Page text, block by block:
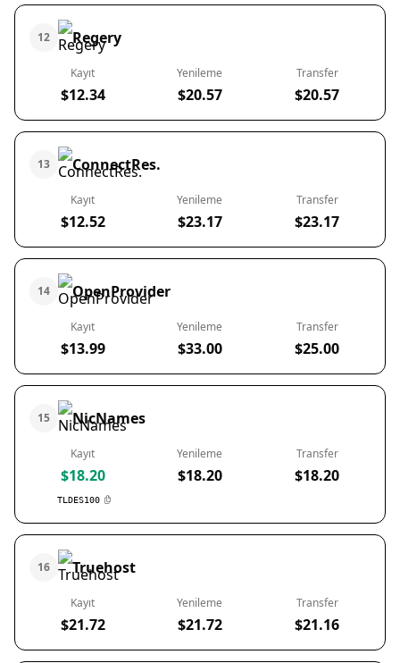
12 Regery
Kayıt
$12.34
Yenileme
$20.57
Transfer
$20.57
13 ConnectRes.
Kayıt
$12.52
Yenileme
$23.17
Transfer
$23.17
14 OpenProvider
Kayıt
$13.99
Yenileme
$33.00
Transfer
$25.00
15 NicNames
Kayıt
$18.20
TLDES100
Yenileme
$18.20
Transfer
$18.20
16 Truehost
Kayıt
$21.72
Yenileme
$21.72
Transfer
$21.16